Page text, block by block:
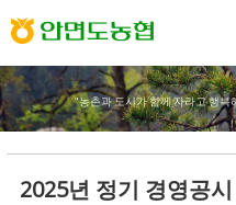
"농촌과 도시가 함께 자라고 행복
2025년 정기 경영공시